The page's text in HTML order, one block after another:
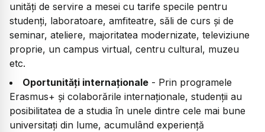
unități de servire a mesei cu tarife specile pentru
studenți, laboratoare, amfiteatre, săli de curs și de
seminar, ateliere, majoritatea modernizate, televiziune
proprie, un campus virtual, centru cultural, muzeu
etc.
Oportunități internaționale - Prin programele
Erasmus+ și colaborările internaționale, studenții au
posibilitatea de a studia în unele dintre cele mai bune
universitați din lume, acumulând experiență